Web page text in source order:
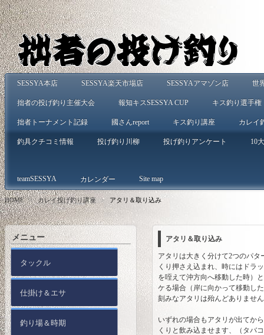
SESSYA本店 SESSYA楽天市場店 SESSYAアマゾン店 世
拙者の投げ釣り主催大会 報知キスSESSYA CUP キス釣り選手権
拙者トーナメント記録 國さんreport キス釣り講座 カレイ
釣具クチコミ情報 投げ釣り川柳 投げ釣りアンケート 10
teamSESSYA カレンダー Site map
HOME > カレイ投げ釣り講座 > アタリ＆取り込み
アタリ＆取り込み
アタリは大きく分けて2つのパ
くり押さえ込まれ、時にはドラ
を咥えて沖方向へ移動した時）
ケる場合（岸に向かって移動し
刻みなアタリは殆んどありませ
いずれの場合もアタリが出てか
くりと飲み込ませます、（タバ
メニュー
タックル
仕掛け＆エサ
釣り場＆時期